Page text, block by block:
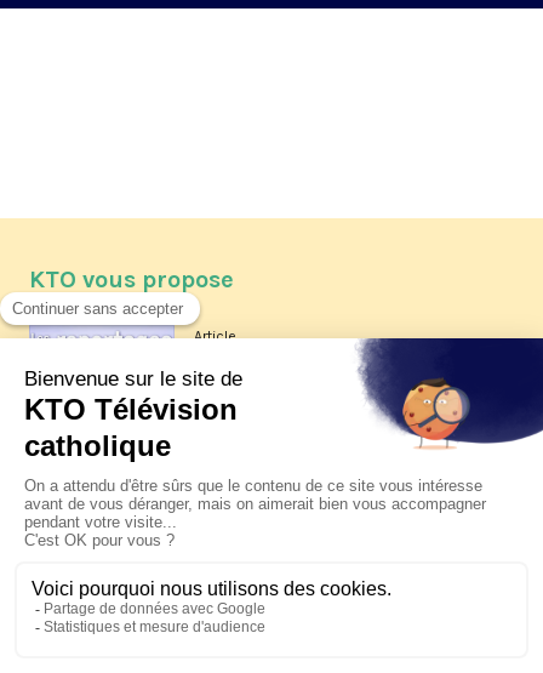
KTO vous propose
Article
Les reportages d'été 2026 de KTO
La visite pastorale du pape Léon
XIV à Assise à suivre sur KTO le
jeudi 6 août
Le pape en Uruguay, Argentine et
Pérou du 6 au 17 novembre 2026